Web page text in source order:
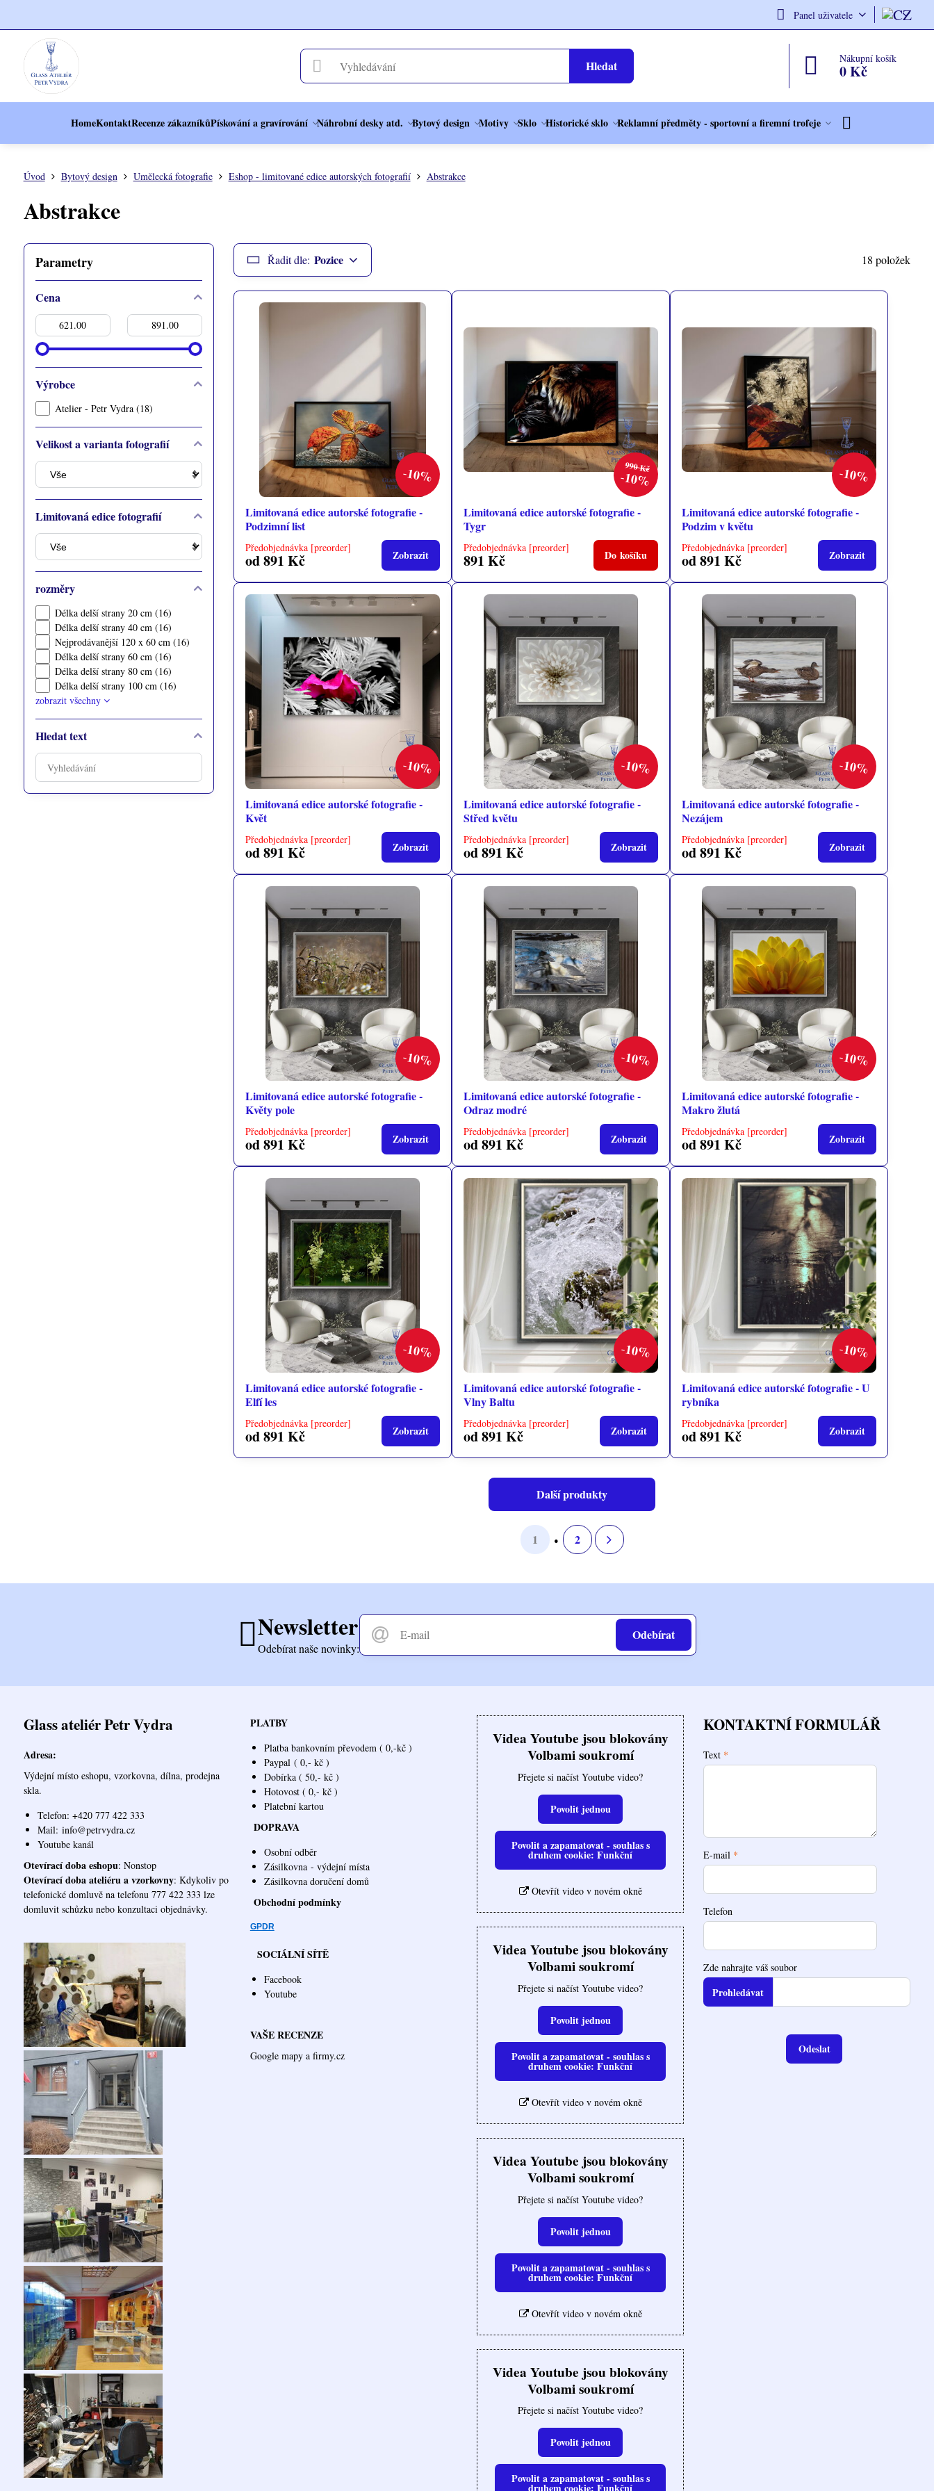
Panel uživatele
Hledat Nákupní košík
0 Kč
HomeKontaktRecenze zákazníkůPískování a gravírování Náhrobní desky atd. Bytový design Motivy Sklo Historické sklo Reklamní předměty - sportovní a firemní trofeje
Úvod Bytový design Umělecká fotografie Eshop - limitované edice autorských fotografií Abstrakce
Abstrakce
Řadit dle: Pozice 18 položek
10%
Limitovaná edice autorské fotografie -
Podzimní list
Předobjednávka [preorder]
od 891 Kč Zobrazit
990 Kč
10%
Limitovaná edice autorské fotografie -
Tygr
Předobjednávka [preorder]
891 Kč Do košíku
10%
Limitovaná edice autorské fotografie -
Podzim v květu
Předobjednávka [preorder]
od 891 Kč Zobrazit
10%
Limitovaná edice autorské fotografie -
Květ
Předobjednávka [preorder]
od 891 Kč Zobrazit
10%
Limitovaná edice autorské fotografie -
Střed květu
Předobjednávka [preorder]
od 891 Kč Zobrazit
10%
Limitovaná edice autorské fotografie -
Nezájem
Předobjednávka [preorder]
od 891 Kč Zobrazit
10%
Limitovaná edice autorské fotografie -
Květy pole
Předobjednávka [preorder]
od 891 Kč Zobrazit
10%
Limitovaná edice autorské fotografie -
Odraz modré
Předobjednávka [preorder]
od 891 Kč Zobrazit
10%
Limitovaná edice autorské fotografie -
Makro žlutá
Předobjednávka [preorder]
od 891 Kč Zobrazit
10%
Limitovaná edice autorské fotografie -
Elfí les
Předobjednávka [preorder]
od 891 Kč Zobrazit
10%
Limitovaná edice autorské fotografie -
Vlny Baltu
Předobjednávka [preorder]
od 891 Kč Zobrazit
10%
Limitovaná edice autorské fotografie - U
rybníka
Předobjednávka [preorder]
od 891 Kč Zobrazit
Další produkty
1 2
Parametry
Cena
Od: Do:
Výrobce
Atelier - Petr Vydra (18)
Velikost a varianta fotografií
Limitovaná edice fotografií
rozměry
Délka delší strany 20 cm (16)
Délka delší strany 40 cm (16)
Nejprodávanější 120 x 60 cm (16)
Délka delší strany 60 cm (16)
Délka delší strany 80 cm (16)
Délka delší strany 100 cm (16)
zobrazit všechny
Hledat text
Prohledat
výsledky
filtru
Newsletter
Odebírat naše novinky:
Odebírat
Glass ateliér Petr Vydra
Adresa:
Výdejní místo eshopu, vzorkovna, dílna, prodejna
skla.
Telefon: +420 777 422 333
Mail: info@petrvydra.cz
Youtube kanál
Otevírací doba eshopu: Nonstop
Otevírací doba ateliéru a vzorkovny: Kdykoliv po
telefonické domluvě na telefonu 777 422 333 lze
domluvit schůzku nebo konzultaci objednávky.
PLATBY
Platba bankovním převodem ( 0,-kč )
Paypal( 0,- kč )
Dobírka ( 50,- kč )
Hotovost ( 0,- kč )
Platební kartou
DOPRAVA
Osobní odběr
Zásilkovna - výdejní místa
Zásilkovna doručení domů
Obchodní podmínky
GPDR
SOCIÁLNÍ SÍTĚ
Facebook
Youtube
VAŠE RECENZE
Google mapy a firmy.cz
Videa Youtube jsou blokovány
Volbami soukromí
Přejete si načíst Youtube video?
Povolit jednou
Povolit a zapamatovat - souhlas s
druhem cookie: Funkční
Otevřít video v novém okně
Videa Youtube jsou blokovány
Volbami soukromí
Přejete si načíst Youtube video?
Povolit jednou
Povolit a zapamatovat - souhlas s
druhem cookie: Funkční
Otevřít video v novém okně
Videa Youtube jsou blokovány
Volbami soukromí
Přejete si načíst Youtube video?
Povolit jednou
Povolit a zapamatovat - souhlas s
druhem cookie: Funkční
Otevřít video v novém okně
Videa Youtube jsou blokovány
Volbami soukromí
Přejete si načíst Youtube video?
Povolit jednou
Povolit a zapamatovat - souhlas s
KONTAKTNÍ FORMULÁŘ
Text *
E-mail *
Telefon
Zde nahrajte váš soubor
Odeslat